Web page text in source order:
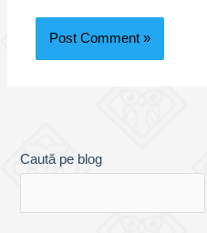
Caută pe blog